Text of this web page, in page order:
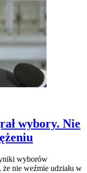
wybory. Nie
wyborów
nie weźmie udziału w